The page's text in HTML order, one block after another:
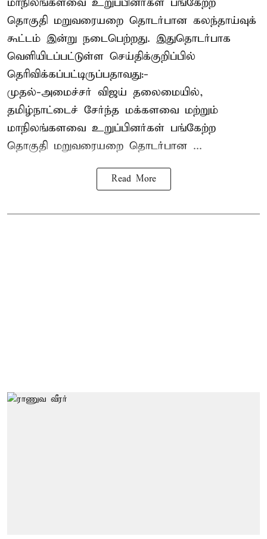
மாநிலங்களவை உறுப்பினர்கள் பங்கேற்ற
தொகுதி மறுவரையறை தொடர்பான கலந்தாய்வுக்
கூட்டம் இன்று நடைபெற்றது. இதுதொடர்பாக
வெளியிடப்பட்டுள்ள செய்திக்குறிப்பில்
தெரிவிக்கப்பட்டிருப்பதாவது:-
முதல்-அமைச்சர் விஜய் தலைமையில்,
தமிழ்நாட்டைச் சேர்ந்த மக்களவை மற்றும்
மாநிலங்களவை உறுப்பினர்கள் பங்கேற்ற
தொகுதி மறுவரையறை தொடர்பான ...
Read More